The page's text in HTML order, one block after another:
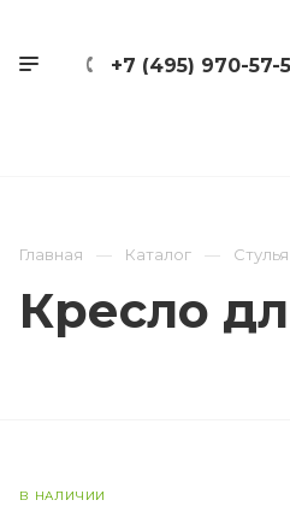
+7 (495) 970-57-
Главная Каталог
Кресло
В НАЛИЧИИ